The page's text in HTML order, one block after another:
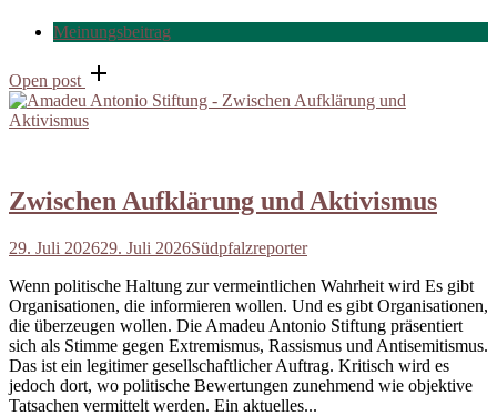
Meinungsbeitrag
Open post
Zwischen Aufklärung und Aktivismus
29. Juli 202629. Juli 2026Südpfalzreporter
Wenn politische Haltung zur vermeintlichen Wahrheit wird Es gibt
Organisationen, die informieren wollen. Und es gibt Organisationen,
die überzeugen wollen. Die Amadeu Antonio Stiftung präsentiert
sich als Stimme gegen Extremismus, Rassismus und Antisemitismus.
Das ist ein legitimer gesellschaftlicher Auftrag. Kritisch wird es
jedoch dort, wo politische Bewertungen zunehmend wie objektive
Tatsachen vermittelt werden. Ein aktuelles...